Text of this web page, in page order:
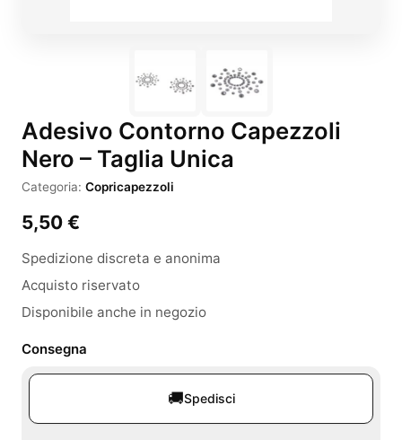
Adesivo Contorno Capezzoli
Nero – Taglia Unica
Categoria: Copricapezzoli
5,50 €
Spedizione discreta e anonima
Acquisto riservato
Disponibile anche in negozio
Consegna
🚚Spedisci